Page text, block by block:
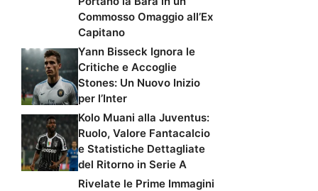
Commosso Omaggio all’Ex
Capitano
Yann Bisseck Ignora le
Critiche e Accoglie
Stones: Un Nuovo Inizio
per l’Inter
Kolo Muani alla Juventus:
Ruolo, Valore Fantacalcio
e Statistiche Dettagliate
del Ritorno in Serie A
Rivelate le Prime Immagini